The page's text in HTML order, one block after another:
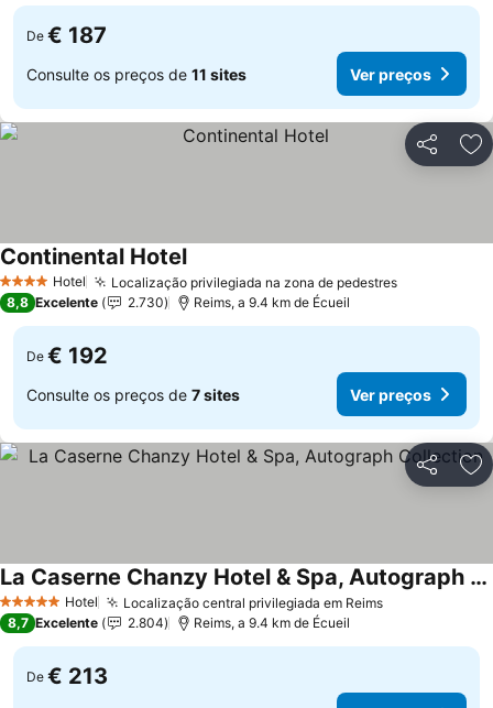
De € 187
Consulte os preços de 11 sites Ver preços
Partilhar
4 EstrelasHotel Localização privilegiada na zona de pedestresVer preços
Continental HotelVer preços
8,8 Excelente 2.730 Reims, a 9.4 km de Écueil
De € 192
Consulte os preços de 7 sites Ver preços
Partilhar
5 Estrelas Hotel Localização central privilegiada em ReimsVer preços
La Caserne Chanzy Hotel & Spa, Autograph Collection
Ver preços
8,7 Excelente 2.804 Reims, a 9.4 km de Écueil
De € 213